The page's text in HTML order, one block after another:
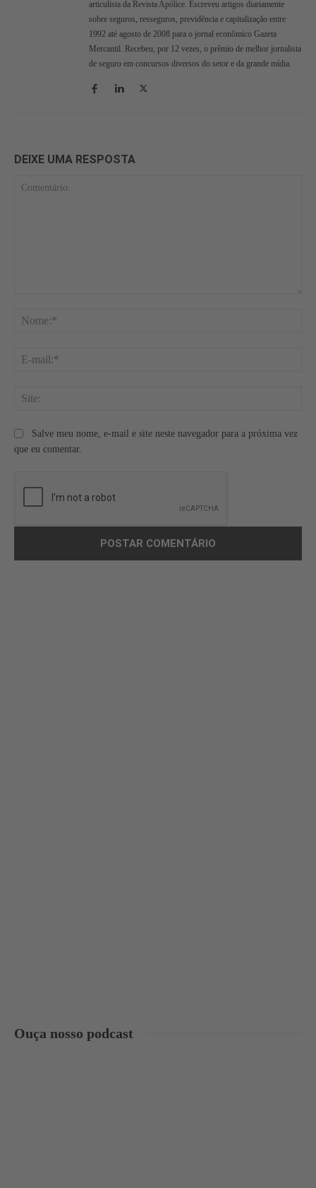
articulista da Revista Apólice. Escreveu artigos diariamente
sobre seguros, resseguros, previdência e capitalização entre
1992 até agosto de 2008 para o jornal econômico Gazeta
Mercantil. Recebeu, por 12 vezes, o prêmio de melhor jornalista
de seguro em concursos diversos do setor e da grande mídia.
DEIXE UMA RESPOSTA
Salve meu nome, e-mail e site neste navegador para a próxima vez
que eu comentar.
Ouça nosso podcast